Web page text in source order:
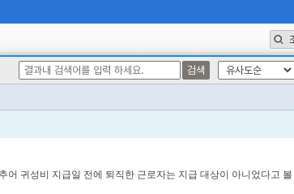
검색
귀성비 지급일 전에 퇴직한 근로자는 지급 대상이 아니었다고